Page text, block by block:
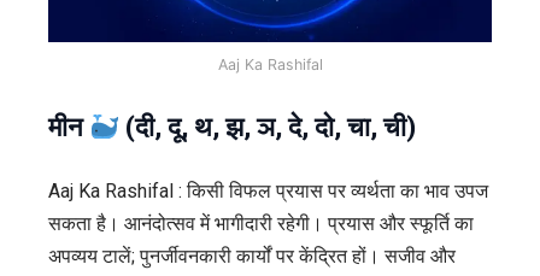
Aaj Ka Rashifal
मीन (दी, दू, थ, झ, ञ, दे, दो, चा, ची)
Aaj Ka Rashifal : किसी विफल प्रयास पर व्यर्थता का भाव उपज
सकता है। आनंदोत्सव में भागीदारी रहेगी। प्रयास और स्फूर्ति का
अपव्यय टालें; पुनर्जीवनकारी कार्यों पर केंद्रित हों। सजीव और